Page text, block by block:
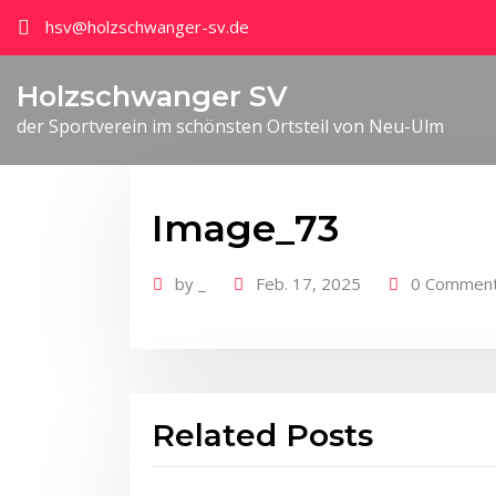
hsv@holzschwanger-sv.de
Holzschwanger SV
der Sportverein im schönsten Ortsteil von Neu-Ulm
Image_73
by Feb. 17, 2025 0
Related Posts